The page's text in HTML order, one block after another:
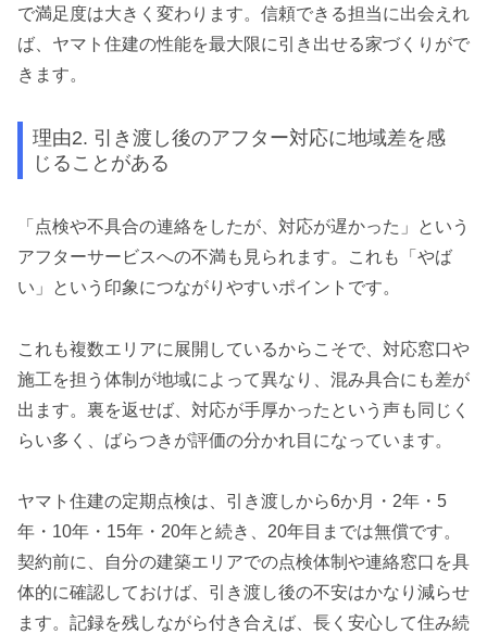
で満足度は大きく変わります。信頼できる担当に出会えれ
ば、ヤマト住建の性能を最大限に引き出せる家づくりがで
きます。
理由2. 引き渡し後のアフター対応に地域差を感
じることがある
「点検や不具合の連絡をしたが、対応が遅かった」という
アフターサービスへの不満も見られます。これも「やば
い」という印象につながりやすいポイントです。
これも複数エリアに展開しているからこそで、対応窓口や
施工を担う体制が地域によって異なり、混み具合にも差が
出ます。裏を返せば、対応が手厚かったという声も同じく
らい多く、ばらつきが評価の分かれ目になっています。
ヤマト住建の定期点検は、引き渡しから6か月・2年・5
年・10年・15年・20年と続き、20年目までは無償です。
契約前に、自分の建築エリアでの点検体制や連絡窓口を具
体的に確認しておけば、引き渡し後の不安はかなり減らせ
ます。記録を残しながら付き合えば、長く安心して住み続